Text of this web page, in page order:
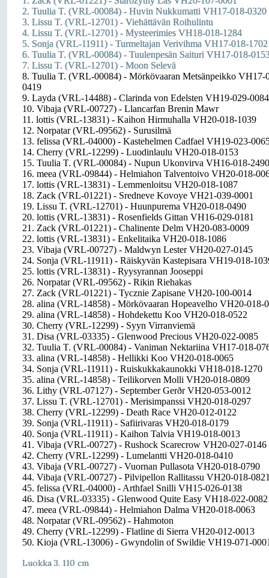
2. Tuulia T. (VRL-00084) - Huvin Nukkumatti VH17-018-0320
3. Lissu T. (VRL-12701) - Viehättävän Roihulintu
4. Lissu T. (VRL-12701) - Mysteerimies VH18-018-1284
5. Sonja (VRL-11911) - Turmeltajan Verivihma VH17-018-1702
6. Tuulia T. (VRL-00084) - Tuulenpesän Saituri VH17-018-
7. Lissu T. (VRL-12701) - Moon Selevä
8. Tuulia T. (VRL-00084) - Mörkövaaran Metsänpeikko VH17-
0419
9. Layda (VRL-14488) - Clarinda von Edelsten VH19-029-0084
10. Vibaja (VRL-00727) - Llancarfan Brenin Mawr
11. lottis (VRL-13831) - Kaihon Hirmuhalla VH20-018-1039
12. Norpatar (VRL-09562) - Surusilmä
13. felissa (VRL-04000) - Kastehelmen Cadfael VH19-023-
14. Cherry (VRL-12299) - Luodinlaulu VH20-018-0153
15. Tuulia T. (VRL-00084) - Nupun Ukonvirva VH16-018-2490
16. meea (VRL-09844) - Helmiahon Talventoivo VH20-018-
17. lottis (VRL-13831) - Lemmenloitsu VH20-018-1087
18. Zack (VRL-01221) - Sredneve Kovoye VH21-039-0001
19. Lissu T. (VRL-12701) - Huunpurema VH20-018-0490
20. lottis (VRL-13831) - Rosenfields Gittan VH16-029-0181
21. Zack (VRL-01221) - Chalinente Delm VH20-083-0009
22. lottis (VRL-13831) - Enkelitaika VH20-018-1086
23. Vibaja (VRL-00727) - Maldwyn Lester VH20-027-0145
24. Sonja (VRL-11911) - Räiskyvän Kastepisara VH19-018-
25. lottis (VRL-13831) - Ryysyrannan Jooseppi
26. Norpatar (VRL-09562) - Rikin Riehakas
27. Zack (VRL-01221) - Tycznie Zapisane VH20-100-0014
28. alina (VRL-14858) - Mörkövaaran Hopeavelho VH20-018-
29. alina (VRL-14858) - Hohdekettu Koo VH20-018-0522
30. Cherry (VRL-12299) - Syyn Virranviemä
31. Disa (VRL-03335) - Glenwood Precious VH20-022-0085
32. Tuulia T. (VRL-00084) - Vaniman Nektariina VH17-018-
33. alina (VRL-14858) - Hellikki Koo VH20-018-0065
34. Sonja (VRL-11911) - Ruiskukkakaunokki VH18-018-1270
35. alina (VRL-14858) - Teilikorven Molli VH20-018-0809
36. Lithy (VRL-07127) - September Gerðr VH20-053-0012
37. Lissu T. (VRL-12701) - Merisimpanssi VH20-018-0297
38. Cherry (VRL-12299) - Death Race VH20-012-0122
39. Sonja (VRL-11911) - Safiirivaras VH20-018-0179
40. Sonja (VRL-11911) - Kaihon Talvia VH19-018-0013
41. Vibaja (VRL-00727) - Rushock Scarecrow VH20-027-0146
42. Cherry (VRL-12299) - Lumelantti VH20-018-0410
43. Vibaja (VRL-00727) - Vuornan Pullasota VH20-018-0790
44. Vibaja (VRL-00727) - Pilvipellon Rallitassu VH20-018-
45. felissa (VRL-04000) - Arthfael Snilli VH15-026-0138
46. Disa (VRL-03335) - Glenwood Quite Easy VH18-022-0082
47. meea (VRL-09844) - Helmiahon Dalma VH20-018-0063
48. Norpatar (VRL-09562) - Hahmoton
49. Cherry (VRL-12299) - Flatline di Sierra VH20-012-0013
50. Kioja (VRL-13006) - Gwyndolin of Swildie VH19-071-
Luokka 3. 110 cm